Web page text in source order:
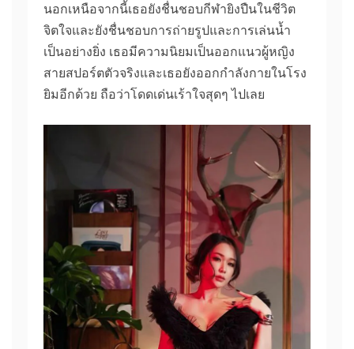
นอกเหนือจากนี้เธอยังชื่นชอบกีฬายิงปืนในชีวิต
จิตใจและยังชื่นชอบการถ่ายรูปและการเล่นน้ำ
เป็นอย่างยิ่ง เธอมีความนิยมเป็นออกแนวผู้หญิง
สายสปอร์ตตัวจริงและเธอยังออกกำลังกายในโรง
ยิมอีกด้วย ถือว่าโดดเด่นเร้าใจสุดๆ ไปเลย​​​​​​​